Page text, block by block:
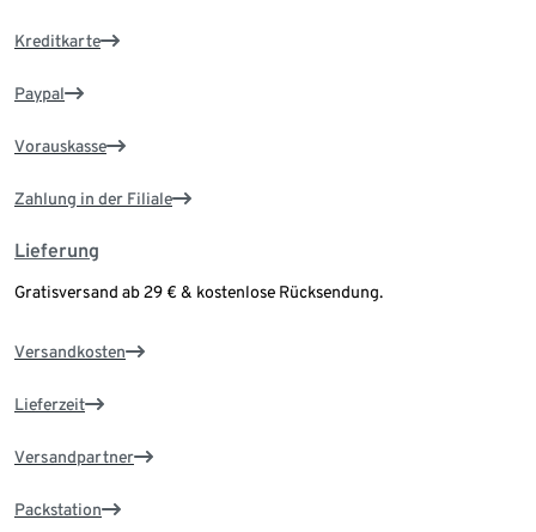
Kreditkarte
Paypal
Vorauskasse
Zahlung in der Filiale
Lieferung
Gratisversand ab 29 € & kostenlose Rücksendung.
Versandkosten
Lieferzeit
Versandpartner
Packstation